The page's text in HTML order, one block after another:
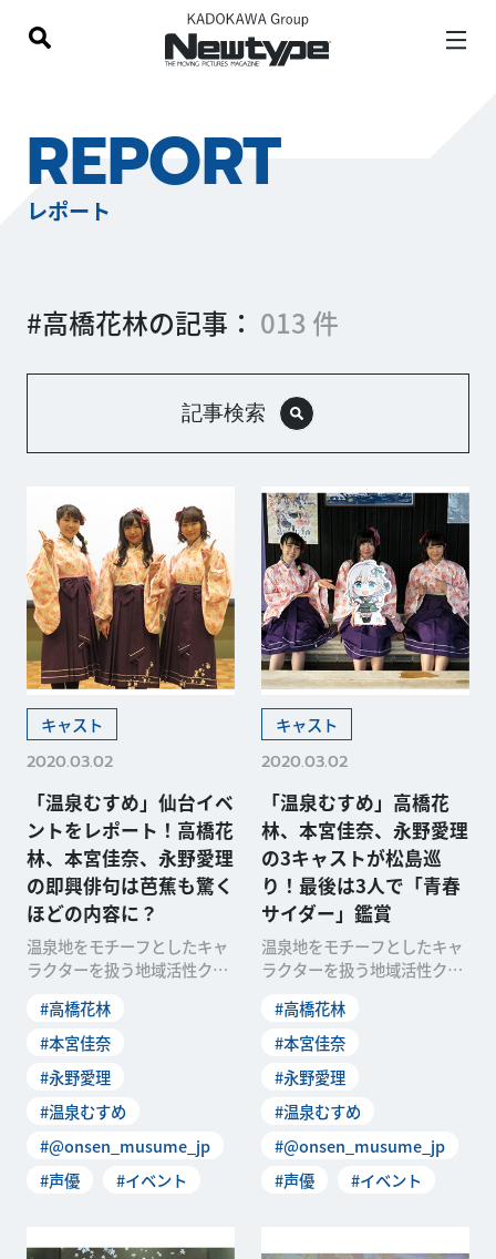
REPORT
レポート
#高橋花林の記事： 013 件
記事検索
キャスト
2020.03.02
「温泉むすめ」仙台イベ
ントをレポート！高橋花
林、本宮佳奈、永野愛理
の即興俳句は芭蕉も驚く
ほどの内容に？
温泉地をモチーフとしたキャ
ラクターを扱う地域活性クロ
泉むすめ」。そのトーク
#高橋花林
#本宮佳奈
#永野愛理
#温泉むすめ
#@onsen_musume_jp
#声優
#イベント
キャスト
2020.03.02
「温泉むすめ」高橋花
林、本宮佳奈、永野愛理
の3キャストが松島巡
り！最後は3人で「青春
サイダー」鑑賞
温泉地をモチーフとしたキャ
ラクターを扱う地域活性クロ
泉むすめ」。そのトーク
#高橋花林
#本宮佳奈
#永野愛理
#温泉むすめ
#@onsen_musume_jp
#声優
#イベント